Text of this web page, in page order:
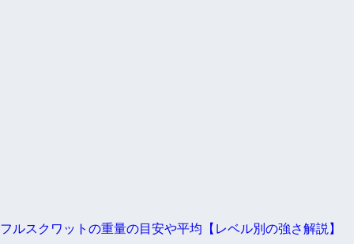
フルスクワットの重量の目安や平均【レベル別の強さ解説】